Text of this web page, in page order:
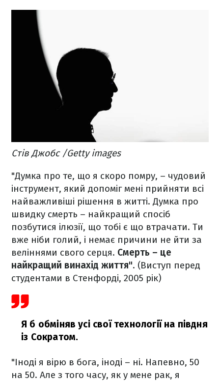
Стів Джобс /Getty images
"Думка про те, що я скоро помру, – чудовий
інструмент, який допоміг мені прийняти всі
найважливіші рішення в житті. Думка про
швидку смерть – найкращий спосіб
позбутися ілюзії, що тобі є що втрачати. Ти
вже ніби голий, і немає причини не йти за
веліннями свого серця. Смерть – це
найкращий винахід життя". (Виступ перед
студентами в Стенфорді, 2005 рік)
Я б обміняв усі свої технології на півдня
із Сократом.
"Іноді я вірю в бога, іноді – ні. Напевно, 50
на 50. Але з того часу, як у мене рак, я